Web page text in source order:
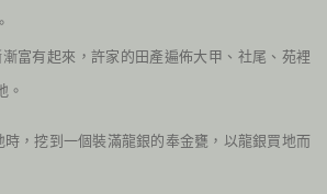
漸富有起來，許家的田產遍佈大甲、社尾、苑裡
。
，挖到一個裝滿龍銀的奉金甕，以龍銀買地而